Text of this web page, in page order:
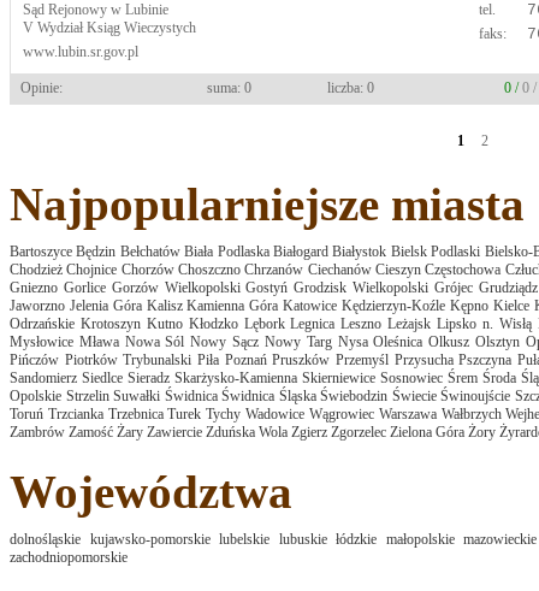
Sąd Rejonowy w Lubinie
V Wydział Ksiąg Wieczystych
www.lubin.sr.gov.pl
tel.
faks:
Opinie: suma: 0 liczba: 0 0 /0 /
1 2
Najpopularniejsze miasta
Bartoszyce Będzin Bełchatów Biała Podlaska Białogard Białystok Bielsk Podlaski Bielsko-
Chodzież Chojnice Chorzów Choszczno Chrzanów Ciechanów Cieszyn Częstochowa
Gniezno Gorlice Gorzów Wielkopolski Gostyń Grodzisk Wielkopolski Grójec Grudziądz
Jaworzno Jelenia Góra Kalisz Kamienna Góra Katowice Kędzierzyn-Koźle Kępno Kielce
Odrzańskie Krotoszyn Kutno Kłodzko Lębork Legnica Leszno Leżajsk Lipsko n. Wisłą
Mysłowice Mława Nowa Sól Nowy Sącz Nowy Targ Nysa Oleśnica Olkusz Olsztyn
Pińczów Piotrków Trybunalski Piła Poznań Pruszków Przemyśl Przysucha Pszczyna
Sandomierz Siedlce Sieradz Skarżysko-Kamienna Skierniewice Sosnowiec Śrem Środa
Opolskie Strzelin Suwałki Świdnica Świdnica Śląska Świebodzin Świecie Świnoujście
Toruń Trzcianka Trzebnica Turek Tychy Wadowice Wągrowiec Warszawa Wałbrzych
Zambrów Zamość Żary Zawiercie Zduńska Wola Zgierz Zgorzelec Zielona Góra Żory
Województwa
dolnośląskie kujawsko-pomorskie lubelskie lubuskie łódzkie małopolskie mazowieckie
zachodniopomorskie